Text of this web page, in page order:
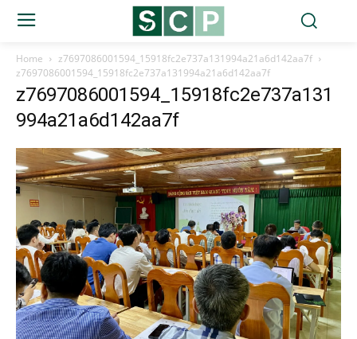
Home
z7697086001594_15918fc2e737a131994a21a6d142aa7f
z7697086001594_15918fc2e737a131994a21a6d142aa7f
z7697086001594_15918fc2e737a131
994a21a6d142aa7f